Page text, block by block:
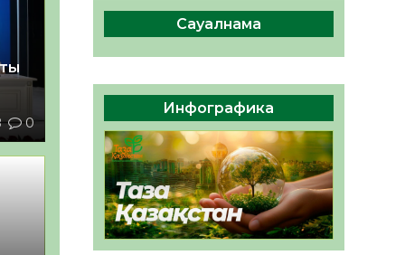
0
Руслан Рүстемұлы облыс
әкімінің кеңесшісі болып
тағайындалды
05.08.2026
42 0
Сауалнама
Инфографика